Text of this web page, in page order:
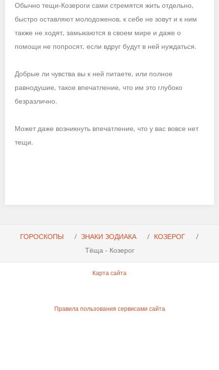
Обычно тещи-Козероги сами стремятся жить отдельно,
быстро оставляют молодоженов, к себе не зовут и к ним
также не ходят, замыкаются в своем мире и даже о
помощи не попросят, если вдруг будут в ней нуждаться.
Добрые ли чувства вы к ней питаете, или полное
равнодушие, такое впечатление, что им это глубоко
безразлично.
Может даже возникнуть впечатление, что у вас вовсе нет
тещи.
ГОРОСКОПЫ ЗНАКИ ЗОДИАКА
КОЗЕРОГ
Тёща - Козерог
Карта сайта
Правила пользования сервисами сайта